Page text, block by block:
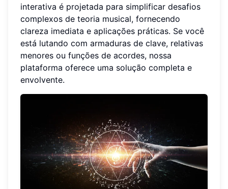
interativa é projetada para simplificar desafios
complexos de teoria musical, fornecendo
clareza imediata e aplicações práticas. Se você
está lutando com armaduras de clave, relativas
menores ou funções de acordes, nossa
plataforma oferece uma solução completa e
envolvente.